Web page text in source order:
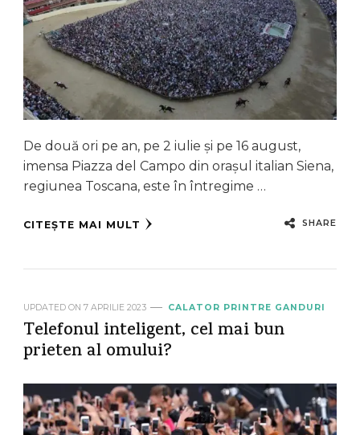
De două ori pe an, pe 2 iulie și pe 16 august,
imensa Piazza del Campo din orașul italian Siena,
regiunea Toscana, este în întregime …
CITEȘTE MAI MULT SHARE
UPDATED ON 7 APRILIE 2023 CALATOR PRINTRE GANDURI
Telefonul inteligent, cel mai bun
prieten al omului?